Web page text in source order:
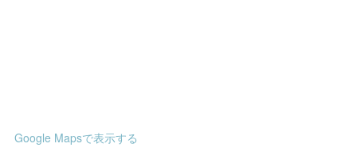
Google Mapsで表示する